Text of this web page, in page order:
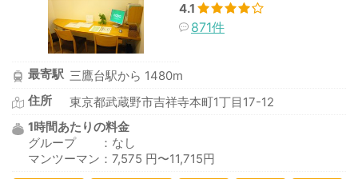
4.1
871件
最寄駅 三鷹台駅から 1480m
住所
東京都武蔵野市吉祥寺本町1丁目17-12
1時間あたりの料金
グループ ：なし
マンツーマン：7,575 円〜11,715円